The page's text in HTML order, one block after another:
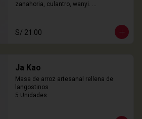
zanahoria, culantro, wanyi.
S/ 21.00
Ja Kao
Masa de arroz artesanal rellena de
langostinos
5 Unidades